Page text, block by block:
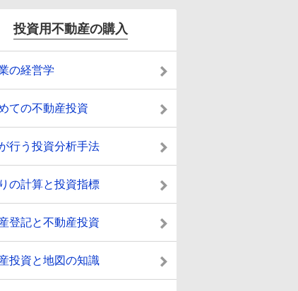
投資用不動産の購入
の経営学
ての不動産投資
行う投資分析手法
の計算と投資指標
登記と不動産投資
投資と地図の知識